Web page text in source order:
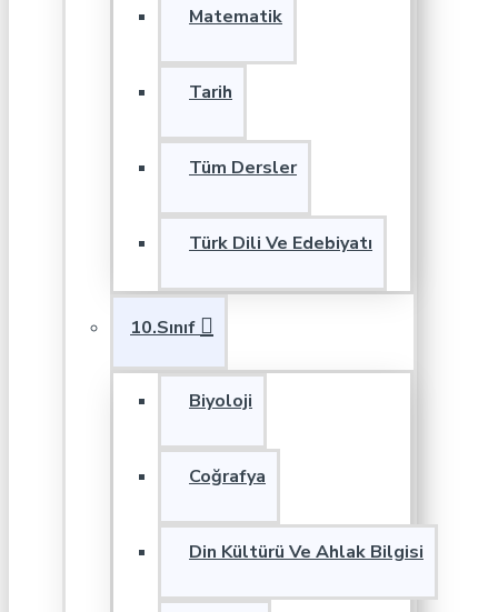
Matematik
Tarih
Tüm Dersler
Türk Dili Ve Edebiyatı
10.Sınıf
Biyoloji
Coğrafya
Din Kültürü Ve Ahlak Bilgisi